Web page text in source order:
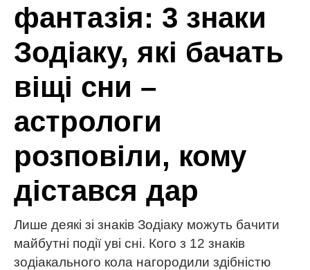
фантазія: 3 знаки
Зодіаку, які бачать
віщі сни –
астрологи
розповіли, кому
дістався дар
Лише деякі зі знаків Зодіаку можуть бачити
майбутні події уві сні. Кого з 12 знаків
зодіакального кола нагородили здібністю